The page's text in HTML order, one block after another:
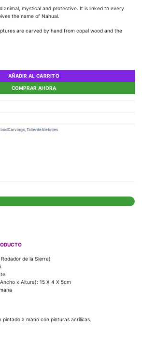
animal, mystical and protective. It is linked to every
the name of Nahual.
are carved by hand from copal wood and the
AÑADIR AL CARRITO
COMPRAR AHORA
, TallerdeAlebrijes
de la Sierra)
x Altura): 15 X 4 X 5cm
pintado a mano con pinturas acrílicas.